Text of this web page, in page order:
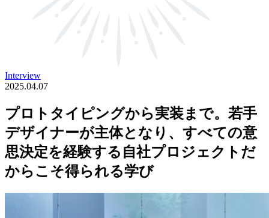
Interview
2025.04.07
プロトタイピングから実装まで。若手
デザイナーが主体となり、すべての意
思決定を経験する自社プロジェクトだ
からこそ得られる学び